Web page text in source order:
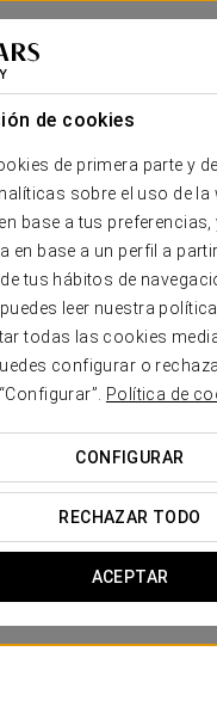
de cookies
de primera parte y
sobre el uso de la
base a tus preferencias,
en base a un perfil a
tus hábitos de
leer nuestra
todas las cookies
configurar o
Política de
CONFIGURAR
RECHAZAR TODO
ACEPTAR